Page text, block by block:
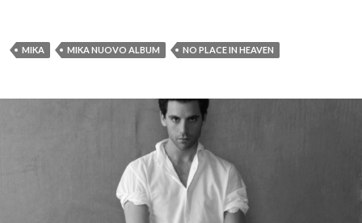
MIKA MIKA NUOVO ALBUM NO PLACE IN HEAVEN